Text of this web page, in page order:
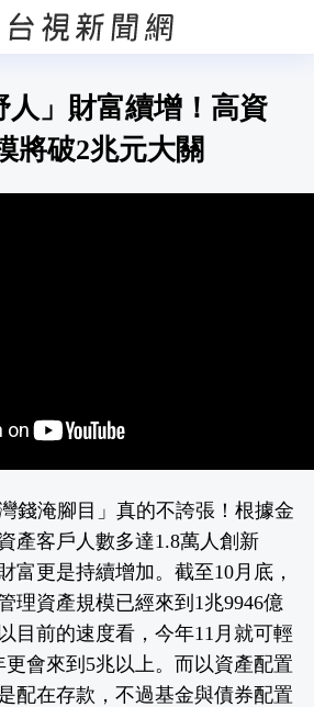
人」財富續增！高資
將破2兆元大關
錢淹腳目」真的不誇張！根據金
產客戶人數多達1.8萬人創新
富更是持續增加。截至10月底，
理資產規模已經來到1兆9946億
目前的速度看，今年11月就可輕
會來到5兆以上。而以資產配置
配在存款，不過基金與債券配置